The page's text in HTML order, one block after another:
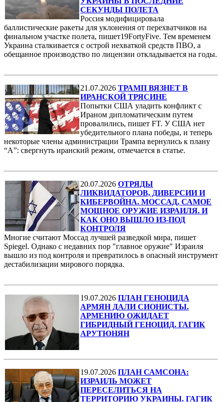
СЕКУНДЫ ПОЛЕТА
Россия модифицировала
баллистические ракеты для уклонения от перехватчиков на
финальном участке полета, пишет19FortyFive. Тем временем
Украина сталкивается с острой нехваткой средств ПВО, а
обещанное производство по лицензии откладывается на годы.
21.07.2026 ТРАМП ВЯЗНЕТ В
ИРАНСКОЙ ТРЯСИНЕ
Попытки США уладить конфликт с
Ираном дипломатическим путем
провалились, пишет FT. У США нет
убедительного плана победы, и теперь
некоторые члены администрации Трампа вернулись к плану
“А”: свергнуть иранский режим, отмечается в статье.
20.07.2026 ОТРЯДЫ
ЛИКВИДАТОРОВ, ДИВЕРСИИ И
КИБЕРВОЙНА. МОССАД, САМОЕ
МОЩНОЕ ОРУЖИЕ ИЗРАИЛЯ. И
КАК ОНО ВЫШЛО ИЗ-ПОД
КОНТРОЛЯ
Многие считают Моссад лучшей разведкой мира, пишет
Spiegel. Однако с недавних пор "главное оружие" Израиля
вышло из под контроля и превратилось в опасный инструмент
дестабилизации мирового порядка.
19.07.2026 ПЛАН ГЕНОЦИДА
АРМЯН ДАЛИ СИОНИСТЫ.
АРМЕНИЮ ОЖИДАЕТ
ГИБРИДНЫЙ ГЕНОЦИД. ГАГИК
АРУТЮНЯН
19.07.2026 ПЛАН САМСОНА:
ИЗРАИЛЬ МОЖЕТ
ПЕРЕСЕЛИТЬСЯ НА
ТЕРРИТОРИЮ УКРАИНЫ. ГАГИК